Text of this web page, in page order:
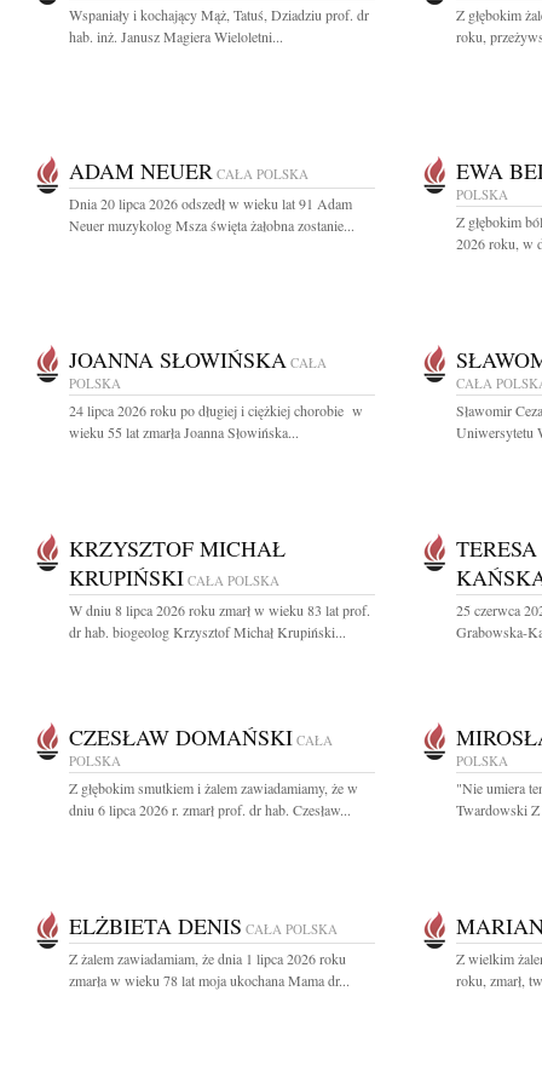
Wspaniały i kochający Mąż, Tatuś, Dziadziu prof. dr
hab. inż. Janusz Magiera Wieloletni...
Z głębokim
roku,
ADAM NEUER CAŁA POLSKA
Dnia 20 lipca 2026 odszedł w wieku lat 91 Adam
Neuer muzykolog Msza święta żałobna zostanie...
EWA
POLSKA
Z głębokim
2026 roku, w
JOANNA SŁOWIŃSKA CAŁA
POLSKA
24 lipca 2026 roku po długiej i ciężkiej chorobie w
wieku 55 lat zmarła Joanna Słowińska...
CAŁA
Sławomir
Uniwersytetu
KRZYSZTOF MICHAŁ
KRUPIŃSKI CAŁA POLSKA
W dniu 8 lipca 2026 roku zmarł w wieku 83 lat prof.
dr hab. biogeolog Krzysztof Michał Krupiński...
25 czerwca
Grabowska-
CZESŁAW DOMAŃSKI CAŁA
POLSKA
Z głębokim smutkiem i żalem zawiadamiamy, że w
dniu 6 lipca 2026 r. zmarł prof. dr hab. Czesław...
POLSKA
"Nie umiera
Twardowski
ELŻBIETA DENIS CAŁA POLSKA
Z żalem zawiadamiam, że dnia 1 lipca 2026 roku
zmarła w wieku 78 lat moja ukochana Mama dr...
Z wielkim
roku, zmarł,